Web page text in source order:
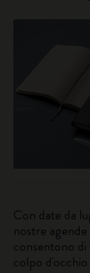
Con date da
nostre
consentono
colpo